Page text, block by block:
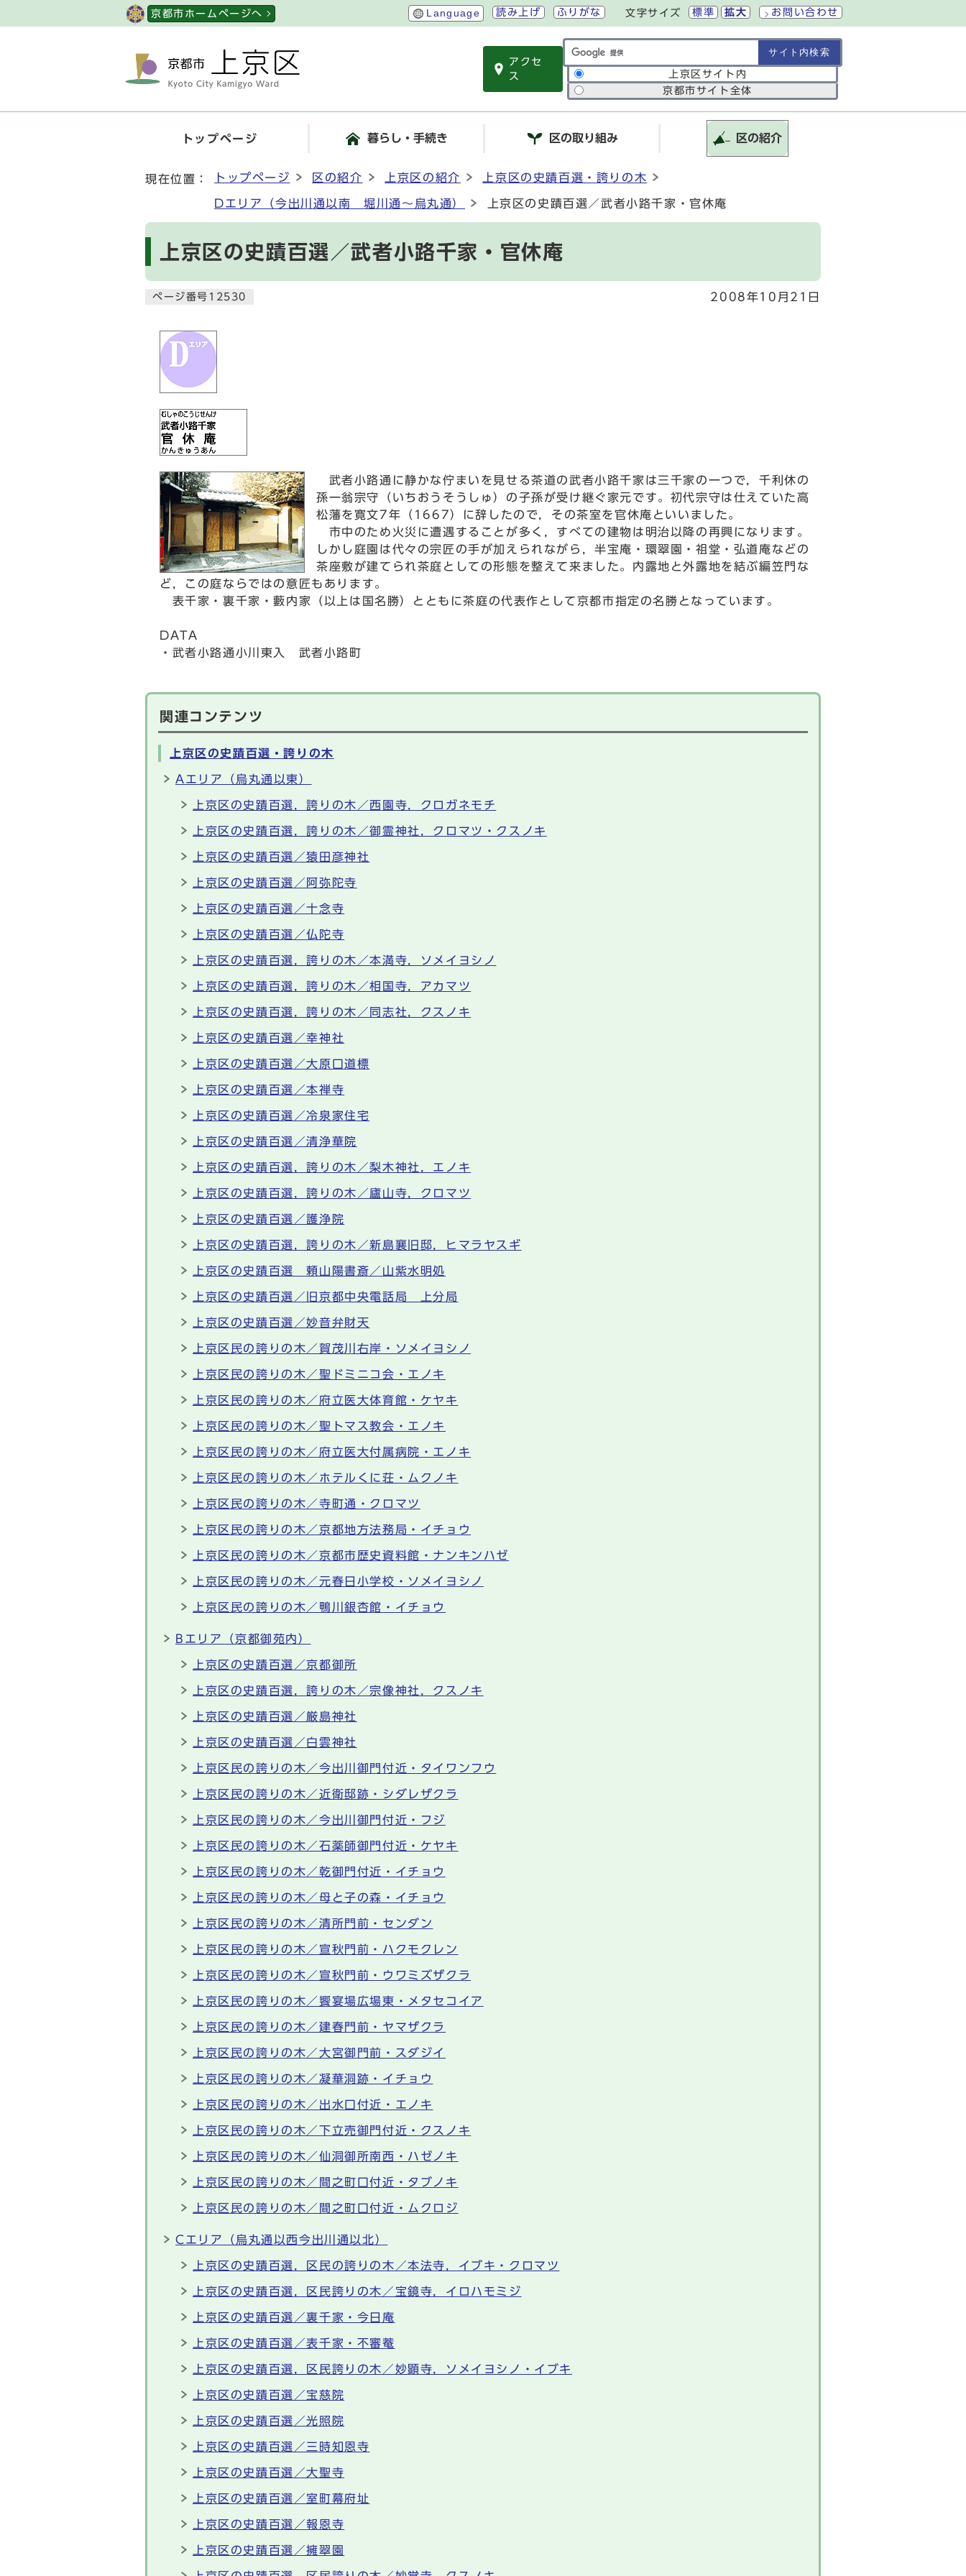
京都市ホームページへ Language 読み上げ ふりがな 文字サイズ 標準 拡大 お問い合わせ
アクセ
ス
サイト内検索の範囲
上京区サイト内
京都市サイト全体
トップページ 暮らし・手続き 区の取り組み 区の紹介
現在位置： トップページ 区の紹介 上京区の紹介 上京区の史蹟百選・誇りの木
Dエリア（今出川通以南 堀川通～烏丸通） 上京区の史蹟百選／武者小路千家・官休庵
上京区の史蹟百選／武者小路千家・官休庵
ページ番号12530 2008年10月21日
武者小路通に静かな佇まいを見せる茶道の武者小路千家は三千家の一つで，千利休の
孫一翁宗守（いちおうそうしゅ）の子孫が受け継ぐ家元です。初代宗守は仕えていた高
松藩を寛文7年（1667）に辞したので，その茶室を官休庵といいました。
市中のため火災に遭遇することが多く，すべての建物は明治以降の再興になります。
しかし庭園は代々の宗匠の手が加えられながら，半宝庵・環翠園・祖堂・弘道庵などの
茶座敷が建てられ茶庭としての形態を整えて来ました。内露地と外露地を結ぶ編笠門な
ど，この庭ならではの意匠もあります。
表千家・裏千家・藪内家（以上は国名勝）とともに茶庭の代表作として京都市指定の名勝となっています。
DATA
・武者小路通小川東入 武者小路町
関連コンテンツ
上京区の史蹟百選・誇りの木
Aエリア（烏丸通以東）
上京区の史蹟百選，誇りの木／西園寺，クロガネモチ
上京区の史蹟百選，誇りの木／御霊神社，クロマツ・クスノキ
上京区の史蹟百選／猿田彦神社
上京区の史蹟百選／阿弥陀寺
上京区の史蹟百選／十念寺
上京区の史蹟百選／仏陀寺
上京区の史蹟百選，誇りの木／本満寺，ソメイヨシノ
上京区の史蹟百選，誇りの木／相国寺，アカマツ
上京区の史蹟百選，誇りの木／同志社，クスノキ
上京区の史蹟百選／幸神社
上京区の史蹟百選／大原口道標
上京区の史蹟百選／本禅寺
上京区の史蹟百選／冷泉家住宅
上京区の史蹟百選／清浄華院
上京区の史蹟百選，誇りの木／梨木神社，エノキ
上京区の史蹟百選，誇りの木／廬山寺，クロマツ
上京区の史蹟百選／護浄院
上京区の史蹟百選，誇りの木／新島襄旧邸，ヒマラヤスギ
上京区の史蹟百選 頼山陽書斎／山紫水明処
上京区の史蹟百選／旧京都中央電話局 上分局
上京区の史蹟百選／妙音弁財天
上京区民の誇りの木／賀茂川右岸・ソメイヨシノ
上京区民の誇りの木／聖ドミニコ会・エノキ
上京区民の誇りの木／府立医大体育館・ケヤキ
上京区民の誇りの木／聖トマス教会・エノキ
上京区民の誇りの木／府立医大付属病院・エノキ
上京区民の誇りの木／ホテルくに荘・ムクノキ
上京区民の誇りの木／寺町通・クロマツ
上京区民の誇りの木／京都地方法務局・イチョウ
上京区民の誇りの木／京都市歴史資料館・ナンキンハゼ
上京区民の誇りの木／元春日小学校・ソメイヨシノ
上京区民の誇りの木／鴨川銀杏館・イチョウ
Bエリア（京都御苑内）
上京区の史蹟百選／京都御所
上京区の史蹟百選，誇りの木／宗像神社，クスノキ
上京区の史蹟百選／厳島神社
上京区の史蹟百選／白雲神社
上京区民の誇りの木／今出川御門付近・タイワンフウ
上京区民の誇りの木／近衛邸跡・シダレザクラ
上京区民の誇りの木／今出川御門付近・フジ
上京区民の誇りの木／石薬師御門付近・ケヤキ
上京区民の誇りの木／乾御門付近・イチョウ
上京区民の誇りの木／母と子の森・イチョウ
上京区民の誇りの木／清所門前・センダン
上京区民の誇りの木／宣秋門前・ハクモクレン
上京区民の誇りの木／宣秋門前・ウワミズザクラ
上京区民の誇りの木／饗宴場広場東・メタセコイア
上京区民の誇りの木／建春門前・ヤマザクラ
上京区民の誇りの木／大宮御門前・スダジイ
上京区民の誇りの木／凝華洞跡・イチョウ
上京区民の誇りの木／出水口付近・エノキ
上京区民の誇りの木／下立売御門付近・クスノキ
上京区民の誇りの木／仙洞御所南西・ハゼノキ
上京区民の誇りの木／間之町口付近・タブノキ
上京区民の誇りの木／間之町口付近・ムクロジ
Cエリア（烏丸通以西今出川通以北）
上京区の史蹟百選，区民の誇りの木／本法寺，イブキ・クロマツ
上京区の史蹟百選，区民誇りの木／宝鏡寺，イロハモミジ
上京区の史蹟百選／裏千家・今日庵
上京区の史蹟百選／表千家・不審菴
上京区の史蹟百選，区民誇りの木／妙顕寺，ソメイヨシノ・イブキ
上京区の史蹟百選／宝慈院
上京区の史蹟百選／光照院
上京区の史蹟百選／三時知恩寺
上京区の史蹟百選／大聖寺
上京区の史蹟百選／室町幕府址
上京区の史蹟百選／報恩寺
上京区の史蹟百選／擁翠園